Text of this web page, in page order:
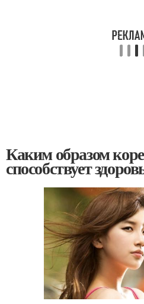
Каким образом
способствует